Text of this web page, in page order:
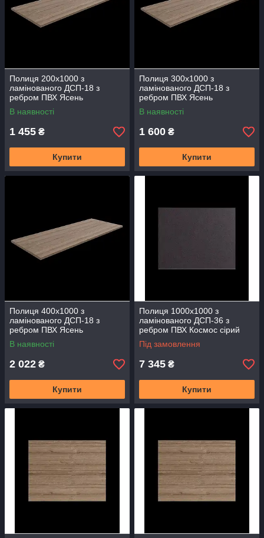
Полиця 200х1000 з
ламінованого ДСП-18 з
ребром ПВХ Ясень
Монтеверде меблева
ПММВ-210
В наявності
1 455 ₴
Купити
Полиця 300х1000 з
ламінованого ДСП-18 з
ребром ПВХ Ясень
Монтеверде меблева
стільниця ПММВ-310
В наявності
1 600 ₴
Купити
Полиця 400х1000 з
ламінованого ДСП-18 з
ребром ПВХ Ясень
Монтеверде меблева
стільниця ПММВ-410
В наявності
2 022 ₴
Купити
Полиця 1000х1000 з
ламінованого ДСП-36 з
ребром ПВХ Космос сірий
Графіт меблева стільниця
1м.кв СМКС-1010
Під замовлення
7 345 ₴
Купити